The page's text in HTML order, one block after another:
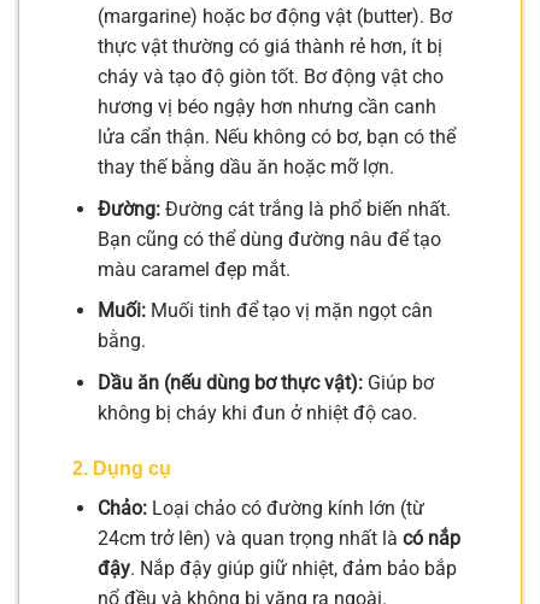
(margarine) hoặc bơ động vật (butter). Bơ
thực vật thường có giá thành rẻ hơn, ít bị
cháy và tạo độ giòn tốt. Bơ động vật cho
hương vị béo ngậy hơn nhưng cần canh
lửa cẩn thận. Nếu không có bơ, bạn có thể
thay thế bằng dầu ăn hoặc mỡ lợn.
Đường:Đường cát trắng là phổ biến nhất.
Bạn cũng có thể dùng đường nâu để tạo
màu caramel đẹp mắt.
Muối:Muối tinh để tạo vị mặn ngọt cân
bằng.
Dầu ăn (nếu dùng bơ thực vật):Giúp bơ
không bị cháy khi đun ở nhiệt độ cao.
2. Dụng cụ
Chảo:Loại chảo có đường kính lớn (từ
24cm trở lên) và quan trọng nhất là có nắp
đậy. Nắp đậy giúp giữ nhiệt, đảm bảo bắp
nổ đều và không bị văng ra ngoài.